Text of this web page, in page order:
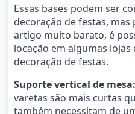
Essas bases podem ser
decoração de festas,
artigo muito barato, é
locação em algumas
decoração de festas.
Suporte vertical de mesa:
varetas são mais curtas
também necessitam de